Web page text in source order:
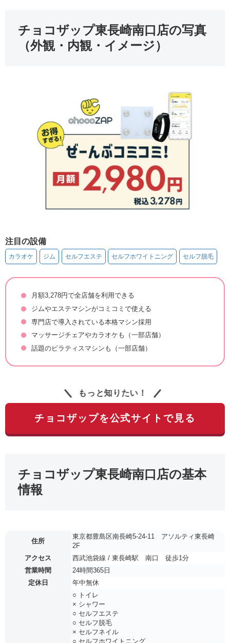
チョコザップ東長崎南口店の写真
（外観・内観・イメージ）
注目の設備
カラオケ ジム セルフエステ セルフホワイトニング セルフ脱毛
月額3,278円で全店舗を利用できる
ジムやエステマシンがコミコミで使える
専門店で導入されている本格マシン採用
マッサージチェアやカラオケも（一部店舗）
話題のピラティスマシンも（一部店舗）
もっと知りたい！
チョコザップを公式サイトで見る
チョコザップ東長崎南口店の基本
情報
住所
東京都豊島区南長崎5-24-11 アソルティ東長崎
2F
アクセス
西武池袋線 / 東長崎駅 南口 徒歩1分
営業時間
24時間365日
定休日
年中無休
○ トイレ
× シャワー
○ セルフエステ
○ セルフ脱毛
× セルフネイル
○ セルフホワイトニング